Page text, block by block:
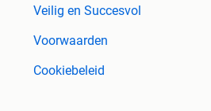
Veilig en Succesvol
Voorwaarden
Cookiebeleid